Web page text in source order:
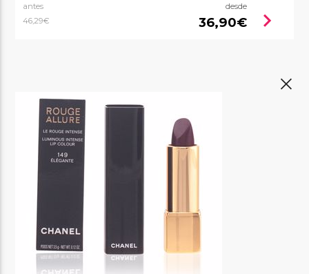
antes
46,29€
desde
36,90€ chevron_right